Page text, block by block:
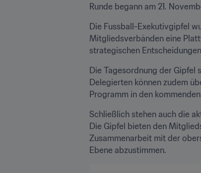
Runde begann am 21.
Die Fussball-Exekutivgipfel
Mitgliedsverbänden eine
strategischen
Die Tagesordnung der Gipfel
Delegierten können zudem
Programm in den
Schließlich stehen auch die
Die Gipfel bieten den
Zusammenarbeit mit der
Ebene abzustimmen.